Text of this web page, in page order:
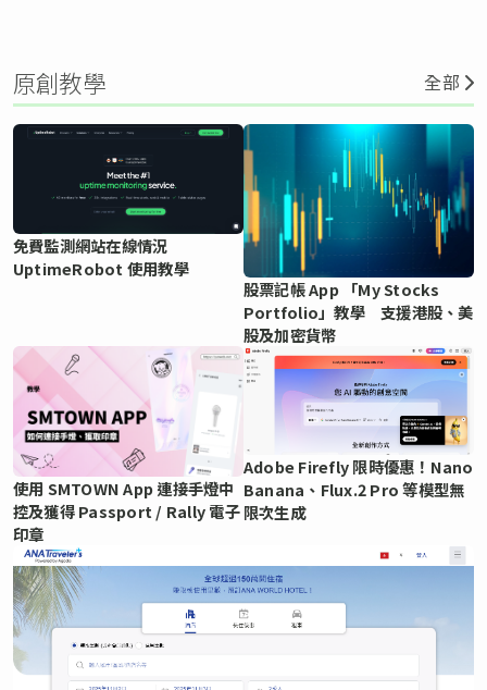
原創教學 全部
免費監測網站在線情況
UptimeRobot 使用教學
股票記帳 App 「My Stocks
Portfolio」教學 支援港股、美
股及加密貨幣
使用 SMTOWN App 連接手燈中
控及獲得 Passport / Rally 電子
印章
Adobe Firefly 限時優惠！Nano
Banana、Flux.2 Pro 等模型無
限次生成